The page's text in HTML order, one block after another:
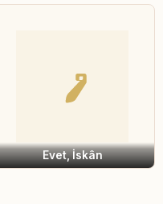
Evet, İskân